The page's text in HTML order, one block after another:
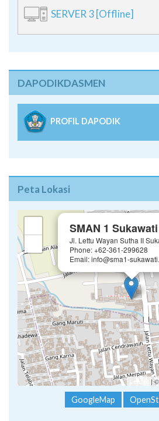
SERVER 3 [Offline]
DAPODIKDASMEN
PROFIL DAPODIK
Peta Lokasi
SMAN 1 Sukawati
Jl. Lettu Wayan Sutha II
Phone: +62-361-299628
Email: info@sma1-
Leaflet |
GoogleMap